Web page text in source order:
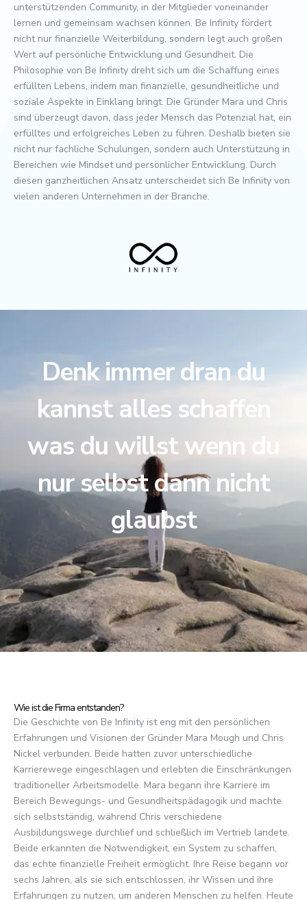
unterstützenden Community, in der Mitglieder voneinander
lernen und gemeinsam wachsen können. Be Infinity fördert
nicht nur finanzielle Weiterbildung, sondern legt auch großen
Wert auf persönliche Entwicklung und Gesundheit. Die
Philosophie von Be Infinity dreht sich um die Schaffung eines
erfüllten Lebens, indem man finanzielle, gesundheitliche und
soziale Aspekte in Einklang bringt. Die Gründer Mara und Chris
sind überzeugt davon, dass jeder Mensch das Potenzial hat, ein
erfülltes und erfolgreiches Leben zu führen. Deshalb bieten sie
nicht nur fachliche Schulungen, sondern auch Unterstützung in
Bereichen wie Mindset und persönlicher Entwicklung. Durch
diesen ganzheitlichen Ansatz unterscheidet sich Be Infinity von
vielen anderen Unternehmen in der Branche.
Denk immer dran du
kannst alles schaffen
was du willst wenn du
nur selbst dann nicht
glaubst
Wie ist die Firma entstanden?
Die Geschichte von Be Infinity ist eng mit den persönlichen
Erfahrungen und Visionen der Gründer Mara Mough und Chris
Nickel verbunden. Beide hatten zuvor unterschiedliche
Karrierewege eingeschlagen und erlebten die Einschränkungen
traditioneller Arbeitsmodelle. Mara begann ihre Karriere im
Bereich Bewegungs- und Gesundheitspädagogik und machte
sich selbstständig, während Chris verschiedene
Ausbildungswege durchlief und schließlich im Vertrieb landete.
Beide erkannten die Notwendigkeit, ein System zu schaffen,
das echte finanzielle Freiheit ermöglicht. Ihre Reise begann vor
sechs Jahren, als sie sich entschlossen, ihr Wissen und ihre
Erfahrungen zu nutzen, um anderen Menschen zu helfen. Heute